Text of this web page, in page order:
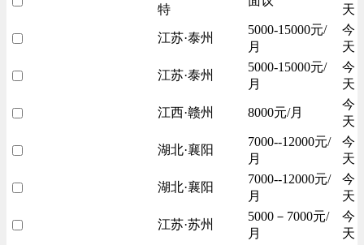
特
天
江苏·泰州
5000-15000元/
月
今
天
江苏·泰州
5000-15000元/
月
今
天
江西·赣州 8000元/月
今
天
湖北·襄阳
7000--12000元/
月
今
天
湖北·襄阳
7000--12000元/
月
今
天
江苏·苏州
5000－7000元/
月
今
天